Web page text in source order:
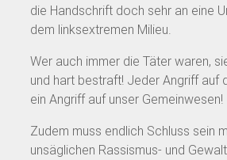
die Handschrift doch sehr an eine
dem linksextremen Milieu.
Wer auch immer die Täter waren,
und hart bestraft! Jeder Angriff auf
ein Angriff auf unser Gemeinwesen!
Zudem muss endlich Schluss sein
unsäglichen Rassismus- und